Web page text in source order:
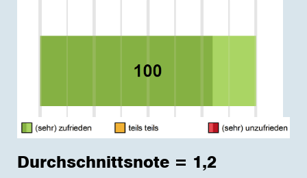
Durchschnittsnote = 1,2